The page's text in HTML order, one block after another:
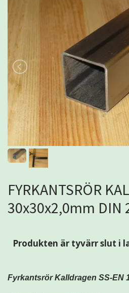
FYRKANTSRÖR
30x30x2,0mm DIN
Produkten är tyvärr slut i
Fyrkantsrör Kalldragen SS-EN